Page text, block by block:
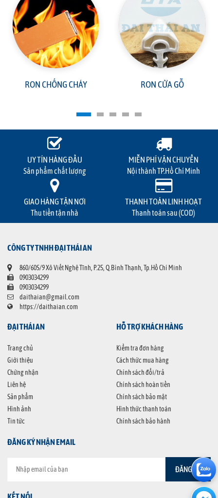
RON CHỐNG CHÁY RON CỬA GỖ
UY TÍN HÀNG ĐẦU
Sản phẩm chất lượng
MIỄN PHÍ VẬN CHUYỂN
Nội thành TP.Hồ Chí Minh
GIAO HÀNG TẬN NƠI
Thu tiền tận nhà
THANH TOÁN LINH HOẠT
Thanh toán sau (COD)
CÔNG TY TNHH ĐẠI THÁI AN
860/60S/9 Xô Viết Nghệ Tĩnh, P.25, Q.Bình Thạnh, Tp.Hồ Chí Minh
0903034299
0903034299
daithaian@gmail.com
https://daithaian.com
ĐẠI THÁI AN
Trang chủ
Giới thiệu
Chứng nhận
Liên hệ
Sản phẩm
Hình ảnh
Tin tức
HỖ TRỢ KHÁCH HÀNG
Kiểm tra đơn hàng
Cách thức mua hàng
Chính sách đổi/trả
Chính sách hoàn tiền
Chính sách bảo mật
Hình thức thanh toán
Chính sách bảo hành
ĐĂNG KÝ NHẬN EMAIL